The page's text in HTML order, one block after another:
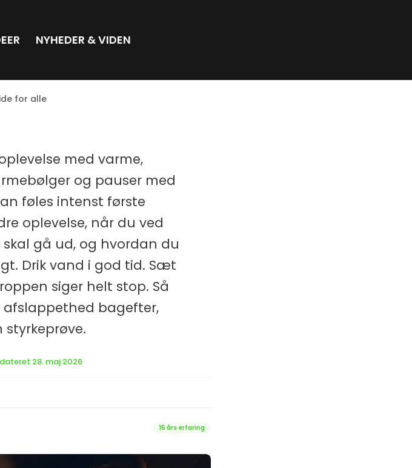
NYHEDER & VIDEN
for alle
med varme,
og pauser med
føles intenst første
oplevelse, når du ved
gå ud, og hvordan du
Drik vand i god tid. Sæt
siger helt stop. Så
bagefter,
28. maj 2026
15 års erfaring